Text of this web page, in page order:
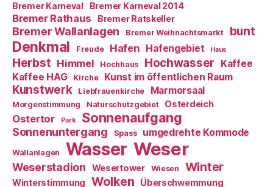
Bremer Karneval Bremer Karneval 2014
Bremer Rathaus Bremer Ratskeller
Bremer Wallanlagen Bremer Weihnachtsmarkt bunt
Denkmal Freude Hafen Hafengebiet Haus
Herbst Himmel Hochhaus Hochwasser
Kaffee
Kaffee HAG
Kirche Kunst im öffentlichen Raum
Kunstwerk Liebfrauenkirche Marmorsaal
Morgenstimmung Naturschutzgebiet Osterdeich
Ostertor Park Sonnenaufgang
Sonnenuntergang Spass umgedrehte Kommode
Wallanlagen Wasser Weser
Weserstadion Wesertower Wiesen Winter
Winterstimmung Wolken Überschwemmung